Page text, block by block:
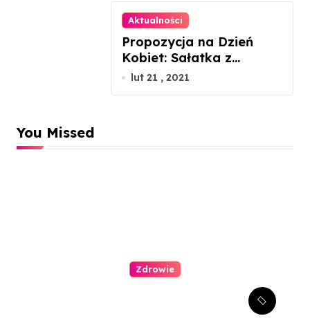
Aktualności
Propozycja na Dzień
Kobiet: Sałatka z
łososiem gravlax
lut 21 , 2021
You Missed
Zdrowie